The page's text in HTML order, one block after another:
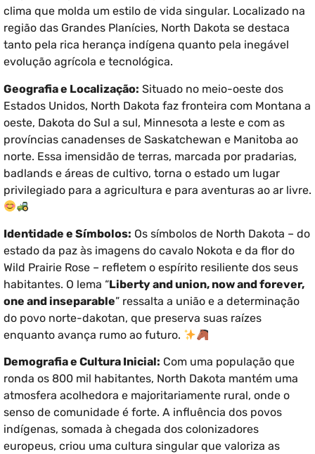
clima que molda um estilo de vida singular. Localizado na
região das Grandes Planícies, North Dakota se destaca
tanto pela rica herança indígena quanto pela inegável
evolução agrícola e tecnológica.
Geografia e Localização: Situado no meio-oeste dos
Estados Unidos, North Dakota faz fronteira com Montana a
oeste, Dakota do Sul a sul, Minnesota a leste e com as
províncias canadenses de Saskatchewan e Manitoba ao
norte. Essa imensidão de terras, marcada por pradarias,
badlands e áreas de cultivo, torna o estado um lugar
privilegiado para a agricultura e para aventuras ao ar livre.
Identidade e Símbolos: Os símbolos de North Dakota – do
estado da paz às imagens do cavalo Nokota e da flor do
Wild Prairie Rose – refletem o espírito resiliente dos seus
habitantes. O lema “Liberty and union, now and forever,
one and inseparable” ressalta a união e a determinação
do povo norte-dakotan, que preserva suas raízes
enquanto avança rumo ao futuro.
Demografia e Cultura Inicial: Com uma população que
ronda os 800 mil habitantes, North Dakota mantém uma
atmosfera acolhedora e majoritariamente rural, onde o
senso de comunidade é forte. A influência dos povos
indígenas, somada à chegada dos colonizadores
europeus, criou uma cultura singular que valoriza as